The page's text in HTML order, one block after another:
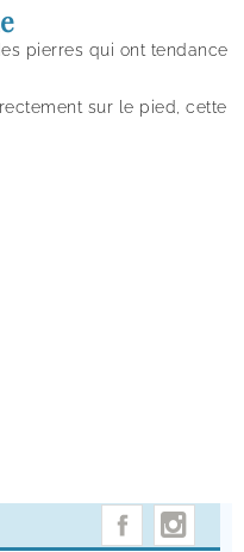
pierres qui ont tendance
sur le pied, cette